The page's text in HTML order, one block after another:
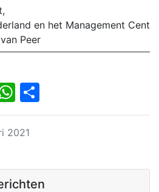
en het Management
Peer
WhatsApp
2021